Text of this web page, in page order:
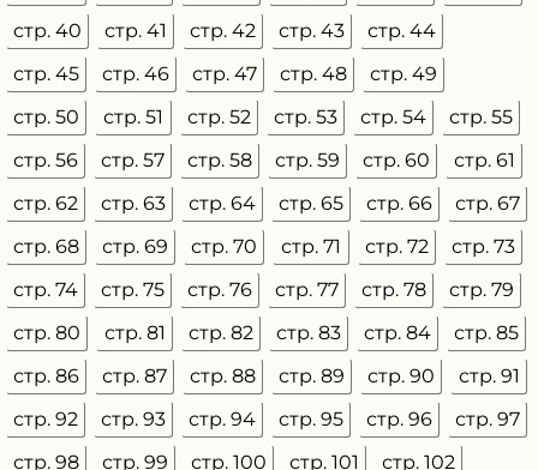
стр. 40
стр. 41 стр. 42 стр. 43
стр. 44
стр. 45
стр. 46 стр. 47 стр. 48
стр. 49
стр. 50
стр. 51 стр. 52 стр. 53 стр. 54
стр. 55
стр. 56
стр. 57 стр. 58 стр. 59 стр. 60
стр. 61
стр. 62
стр. 63 стр. 64 стр. 65 стр. 66
стр. 67
стр. 68
стр. 69 стр. 70 стр. 71 стр. 72
стр. 73
стр. 74
стр. 75 стр. 76 стр. 77 стр. 78
стр. 79
стр. 80
стр. 81 стр. 82 стр. 83 стр. 84
стр. 85
стр. 86
стр. 87 стр. 88 стр. 89 стр. 90
стр. 91
стр. 92
стр. 93 стр. 94 стр. 95 стр. 96
стр. 97
стр. 98
стр. 99 стр. 100 стр. 101
стр. 102